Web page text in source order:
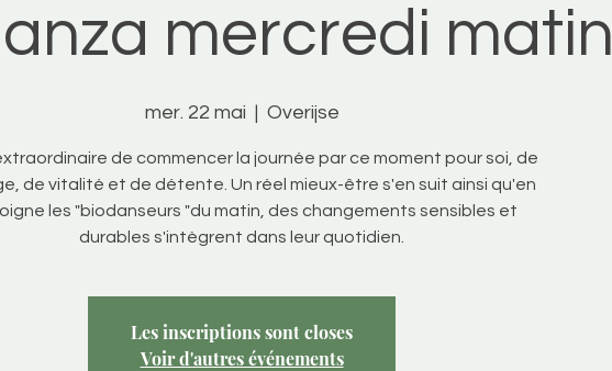
mercredi matin
mer. 22 mai
  |
Overijse
de commencer la journée par ce moment pour soi, de
de vitalité et de détente. Un réel mieux-être s'en suit ainsi qu'en
les "biodanseurs "du matin, des changements sensibles et
durables s'intègrent dans leur quotidien.
Les inscriptions sont closes
Voir d'autres événements